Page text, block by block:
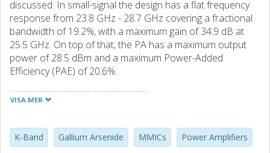
discussed. In small-signal the design has a flat frequency
response from 23.8 GHz - 28.7 GHz covering a fractional
bandwidth of 19.2%, with a maximum gain of 34.9 dB at
25.5 GHz. On top of that, the PA has a maximum output
power of 28.5 dBm and a maximum Power-Added
Efficiency (PAE) of 20.6%.
VISA MER
K-Band Gallium Arsenide MMICs Power Amplifiers